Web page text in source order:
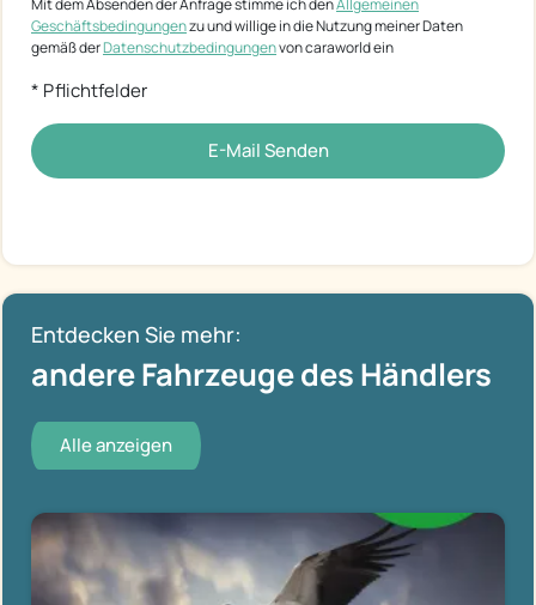
Mit dem Absenden der Anfrage stimme ich denAllgemeinen
Geschäftsbedingungenzu und willige in die Nutzung meiner Daten
gemäß derDatenschutzbedingungenvon caraworld ein
* Pflichtfelder
E-Mail Senden
Entdecken Sie mehr:
andere Fahrzeuge des Händlers
Alle anzeigen